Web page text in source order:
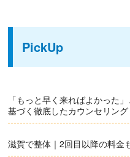
PickUp
「もっと早く来ればよかった
基づく徹底したカウンセリング
滋賀で整体｜2回目以降の料金